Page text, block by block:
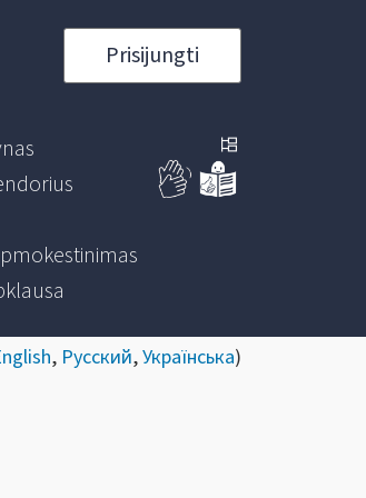
Prisijungti
, Русский,Українська)